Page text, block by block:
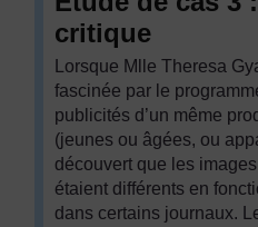
critique
Lorsque Mlle Theresa
fascinée par le
publicités d’un même
(jeunes ou âgées, ou
découvert que les
étaient différents en
dans certains journaux.